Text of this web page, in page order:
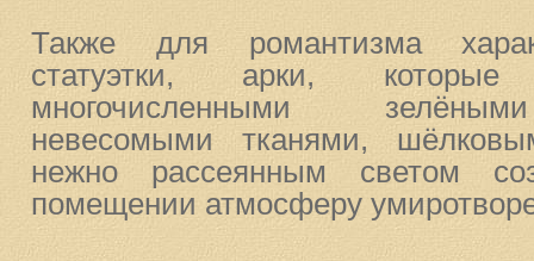
Также для романтизма
статуэтки, арки,
многочисленными
невесомыми тканями,
нежно рассеянным светом
помещении атмосферу